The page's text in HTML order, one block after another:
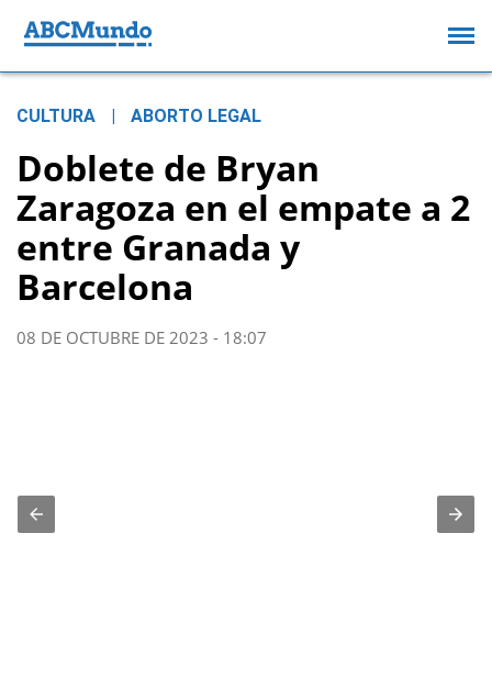
CULTURA ABORTO LEGAL
Doblete de Bryan
Zaragoza en el empate a 2
entre Granada y
Barcelona
08 DE OCTUBRE DE 2023 - 18:07